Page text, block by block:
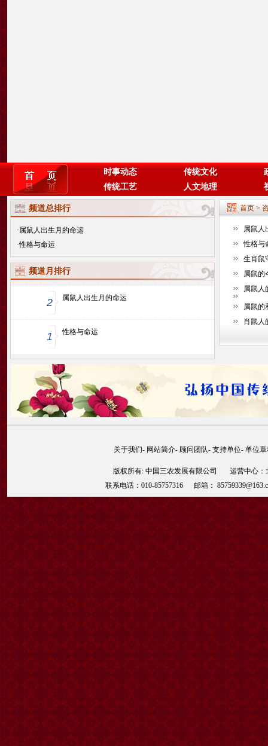
时事动态 传统文化
传统工艺
人文地理
频道总排行
·属鼠人出生月的命运
·性格与命运
频道月排行
2 属鼠人出生月的命运
1 性格与命运
首页>
属鼠人
性格与
生肖鼠
属鼠的
属鼠人
属鼠的
肖鼠人
关于我们- 网站简介- 顾问团队- 支持单位- 单位
版权所有: 中国三农发展有限公司 运营中心
联系电话：010-85757316 邮箱：